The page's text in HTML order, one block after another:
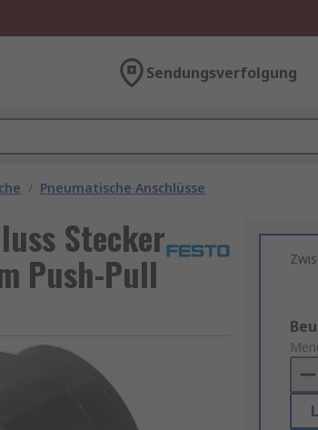
Sendungsverfolgung
/ Pneumatische Anschlüsse
Stecker
Push-Pull
Add
to